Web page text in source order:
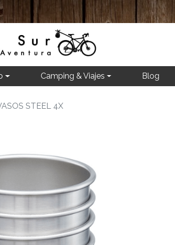
Camping & Viajes Blog
STEEL 4X